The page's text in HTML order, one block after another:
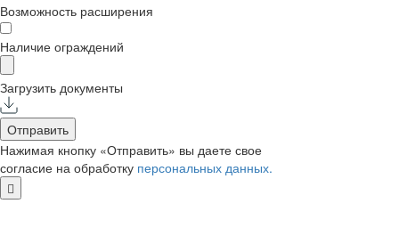
Возможность расширения
Наличие ограждений
Загрузить документы
Отправить
Нажимая кнопку «Отправить» вы даете свое
согласие на обработку персональных данных.